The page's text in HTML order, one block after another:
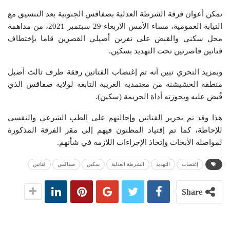
تمكن أعوان فرقة الشرطة العدلية بصفاقس الجنوبية بعد التنسيق مع
النيابة العمومية، مساء الأمس الاربعاء 29 سبتمبر 2021، من مداهمة
محل سكني والقبض على نفرين أصيلي القصرين قاما بإختطاف
فتاتين قاصرتين تحت التهديد بسكين.
وبمزيد التحري تبين أنه تم إغتصاب الفتاتين رفقة طرف ثالث أصيل
منطقة الحشيشنة من معتمدية الغريبة التابعة لولاية صفاقس الذي
قُبض عليه وبحوزته أداة الجريمة (سكين).
هذا وقد تم تحرير الفتاتين وإحالتهم على الطب الشرعي والنفسي
للإحاطة، كما تم إقتياد المظنون فيهم إلى مقر الفرقة المذكورة
لمواصلة الأبحاث وإتخاذ الإجراءات اللازمة في شأنهم.
إغتصاب التهديد الشرطة العدلية سكين صفاقس فتاتين
Share